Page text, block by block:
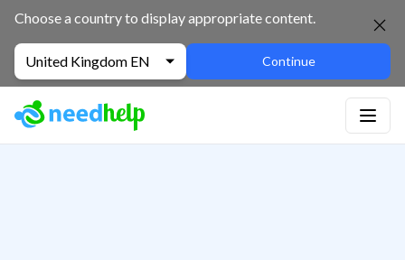
Choose a country to display appropriate content.
United Kingdom EN Continue